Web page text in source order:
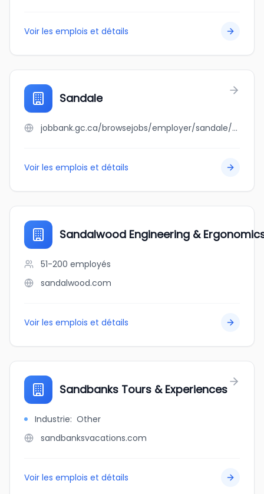
Voir les emplois et détails
Sandale
jobbank.gc.ca/browsejobs/employer/sandale/ca
Voir les emplois et détails
Sandalwood Engineering &
51-200 employés
sandalwood.com
Voir les emplois et détails
Sandbanks Tours & Experiences
Industrie: Other
sandbanksvacations.com
Voir les emplois et détails